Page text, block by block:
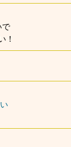
で
！